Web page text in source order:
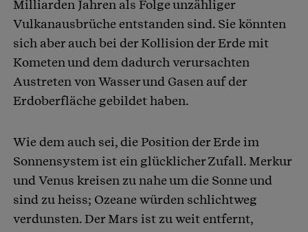
Milliarden Jahren als Folge unzähliger
Vulkanausbrüche entstanden sind. Sie könnten
sich aber auch bei der Kollision der Erde mit
Kometen und dem dadurch verursachten
Austreten von Wasser und Gasen auf der
Erdoberfläche gebildet haben.
Wie dem auch sei, die Position der Erde im
Sonnensystem ist ein glücklicher Zufall. Merkur
und Venus kreisen zu nahe um die Sonne und
sind zu heiss; Ozeane würden schlichtweg
verdunsten. Der Mars ist zu weit entfernt,